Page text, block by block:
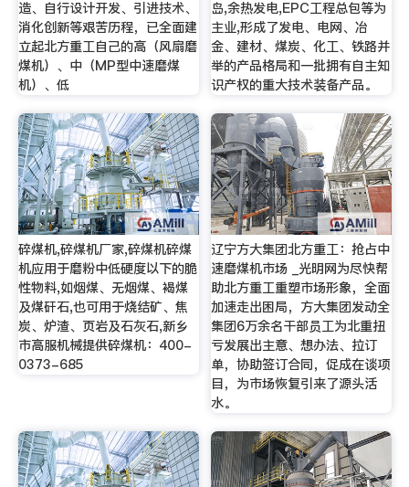
造、自行设计开发、引进技术、
消化创新等艰苦历程，已全面建
立起北方重工自己的高（风扇磨
煤机）、中（MP型中速磨煤
机）、低
岛,余热发电,EPC工程总包等为
主业,形成了发电、电网、冶
金、建材、煤炭、化工、铁路并
举的产品格局和一批拥有自主知
识产权的重大技术装备产品。
碎煤机,碎煤机厂家,碎煤机碎煤
机应用于磨粉中低硬度以下的脆
性物料,如烟煤、无烟煤、褐煤
及煤矸石,也可用于烧结矿、焦
炭、炉渣、页岩及石灰石,新乡
市高服机械提供碎煤机：400-
0373-685
辽宁方大集团北方重工：抢占中
速磨煤机市场 _光明网为尽快帮
助北方重工重塑市场形象，全面
加速走出困局，方大集团发动全
集团6万余名干部员工为北重扭
亏发展出主意、想办法、拉订
单，协助签订合同，促成在谈项
目，为市场恢复引来了源头活
水。